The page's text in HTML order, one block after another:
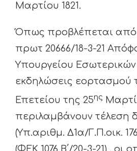
Μαρτίου 1821.
Όπως προβλέπεται
πρωτ 20666/18-3-21
Υπουργείου Εσωτερικών
εκδηλώσεις εορτασμού
Επετείου της 25ης
περιλαμβάνουν τέλεση
(Υπ.αριθμ. Δ1α/Γ.Π.οικ.